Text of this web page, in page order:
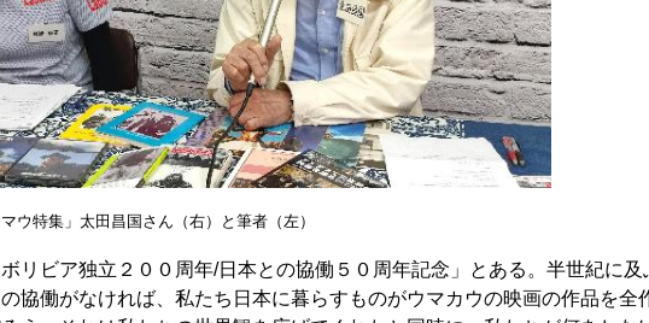
ウ特集」太田昌国さん（右）と筆者（左）
リビア独立２００周年/日本との協働５０周年記念」とある。半世紀に及
協働がなければ、私たち日本に暮らすものがウマカウの映画の作品を全